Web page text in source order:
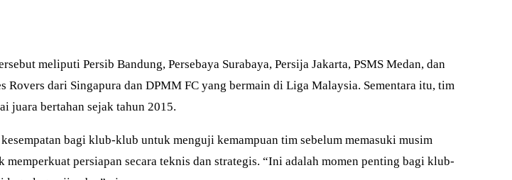
meliputi Persib Bandung, Persebaya Surabaya, Persija Jakarta, PSMS Medan, dan
dari Singapura dan DPMM FC yang bermain di Liga Malaysia. Sementara itu, tim
juara bertahan sejak tahun 2015.
bagi klub-klub untuk menguji kemampuan tim sebelum memasuki musim
persiapan secara teknis dan strategis. “Ini adalah momen penting bagi klub-